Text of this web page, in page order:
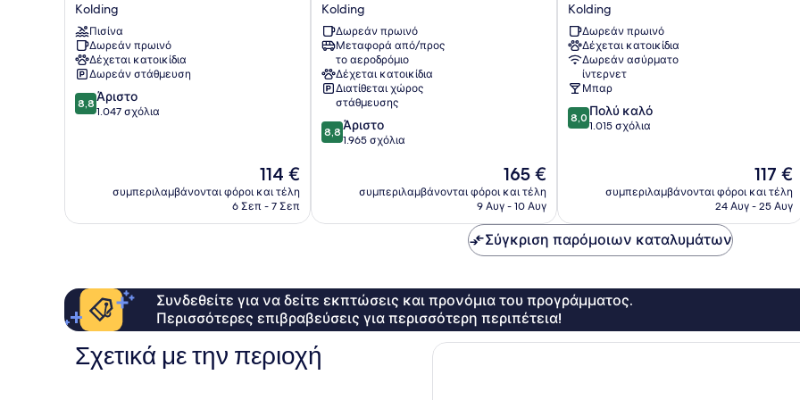
Kolding
Kolding
Πισίνα
Δωρεάν πρωινό
Δέχεται κατοικίδια
Δωρεάν στάθμευση
8.8
στα
8,8 Άριστο
1.047 σχόλια
Η
τιμή
είναι
114 €
συμπεριλαμβάνονται φόροι και τέλη
6 Σεπ - 7 Σεπ
Kolding
Kolding
Δωρεάν πρωινό
Μεταφορά από/προς
το αεροδρόμιο
Δέχεται κατοικίδια
Διατίθεται χώρος
στάθμευσης
8.8
στα
8,8 Άριστο
1.965 σχόλια
Η
τιμή
είναι
165 €
συμπεριλαμβάνονται φόροι και τέλη
9 Αυγ - 10 Αυγ
Saxildhus
Kolding
Kolding
Δωρεάν πρωινό
Δέχεται κατοικίδια
Δωρεάν ασύρματο
ίντερνετ
Μπαρ
8.0
στα
8,0 Πολύ καλό
1.015 σχόλια
Η
τιμή
είναι
117 €
συμπεριλαμβάνονται φόροι και τέλη
24 Αυγ - 25 Αυγ
Σύγκριση παρόμοιων καταλυμάτων
Συνδεθείτε για να δείτε εκπτώσεις και προνόμια του προγράμματος.
Περισσότερες επιβραβεύσεις για περισσότερη περιπέτεια!
Σχετικά με την περιοχή